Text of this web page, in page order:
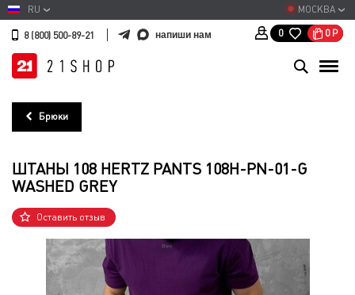
МОСКВА
RU
8 (800) 500-89-21 напиши нам 0 0 Р
Брюки
ШТАНЫ 108 HERTZ PANTS 108H-PN-01-G
WASHED GREY
Оставить отзыв